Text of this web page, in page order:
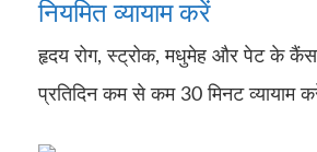
नियमित व्यायाम करें
हृदय रोग, स्ट्रोक, मधुमेह और पेट के
प्रतिदिन कम से कम 30 मिनट व्यायाम